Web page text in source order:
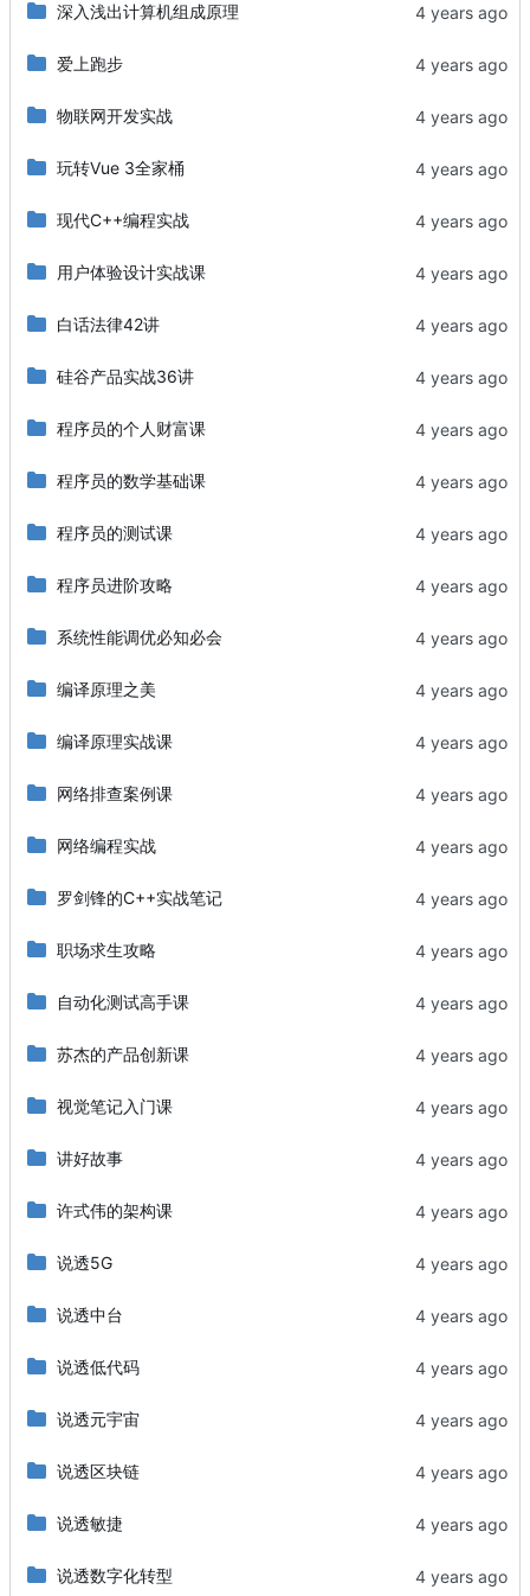
深入浅出计算机组成原理
爱上跑步
物联网开发实战
玩转Vue 3全家桶
现代C++编程实战
用户体验设计实战课
白话法律42讲
硅谷产品实战36讲
程序员的个人财富课
程序员的数学基础课
程序员的测试课
程序员进阶攻略
系统性能调优必知必会
编译原理之美
编译原理实战课
网络排查案例课
网络编程实战
罗剑锋的C++实战笔记
职场求生攻略
自动化测试高手课
苏杰的产品创新课
视觉笔记入门课
讲好故事
许式伟的架构课
说透5G
说透中台
说透低代码
说透元宇宙
说透区块链
说透敏捷
说透数字化转型